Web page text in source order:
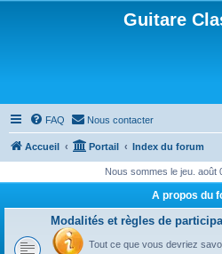
Guitare
FAQ Nous contacter
Accueil Portail Index du forum
Nous sommes le jeu. août
A propos du
Modalités et règles de
Tout ce que vous devriez